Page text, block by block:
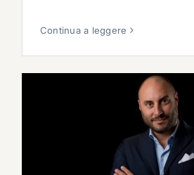
Continua a leggere